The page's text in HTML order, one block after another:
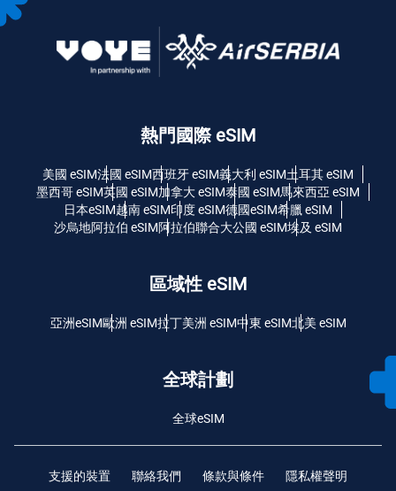
熱門國際 eSIM
美國 eSIM法國 eSIM西班牙 eSIM義大利 eSIM土耳其 eSIM
墨西哥 eSIM英國 eSIM加拿大 eSIM泰國 eSIM馬來西亞 eSIM
日本eSIM越南 eSIM印度 eSIM德國eSIM希臘 eSIM
沙烏地阿拉伯 eSIM阿拉伯聯合大公國 eSIM埃及 eSIM
區域性 eSIM
亞洲eSIM歐洲 eSIM拉丁美洲 eSIM中東 eSIM北美 eSIM
全球計劃
全球eSIM
支援的裝置 聯絡我們 條款與條件 隱私權聲明